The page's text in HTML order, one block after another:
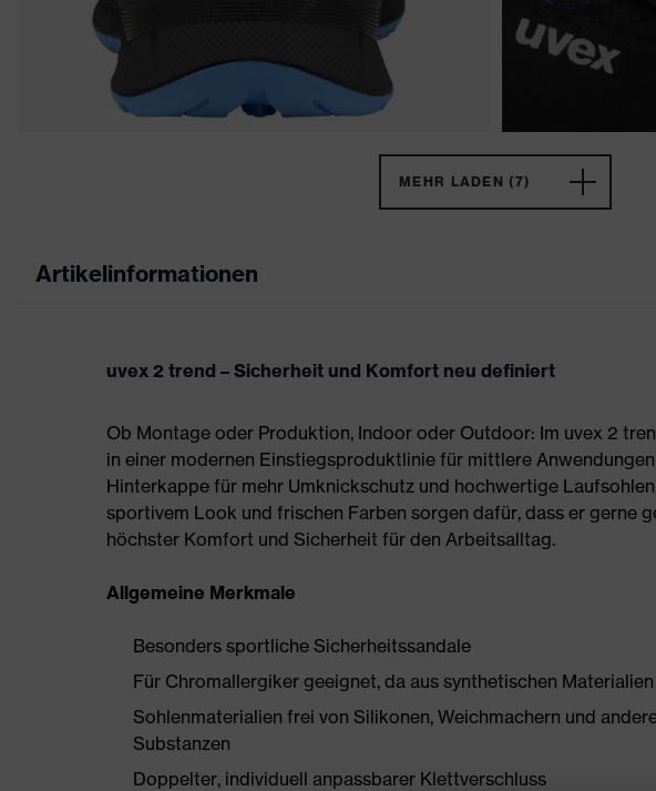
MEHR LADEN (7)
Artikelinformationen
uvex 2 trend – Sicherheit und Komfort neu definiert
Ob Montage oder Produktion, Indoor oder Outdoor: Im uvex 2
in einer modernen Einstiegsproduktlinie für mittlere
Hinterkappe für mehr Umknickschutz und hochwertige
sportivem Look und frischen Farben sorgen dafür, dass er gerne
höchster Komfort und Sicherheit für den Arbeitsalltag.
Allgemeine Merkmale
Besonders sportliche Sicherheitssandale
Für Chromallergiker geeignet, da aus synthetischen
Sohlenmaterialien frei von Silikonen, Weichmachern und
Substanzen
Doppelter, individuell anpassbarer Klettverschluss